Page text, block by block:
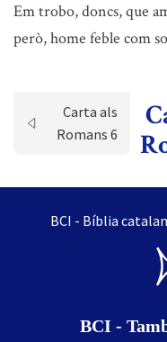
Em trobo, doncs, que
però, home feble com
Carta als
Romans 6
BCI - Bíblia
BCI -